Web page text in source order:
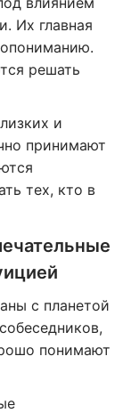
Их главная
решать
и
принимают
тех, кто в
с планетой
понимают